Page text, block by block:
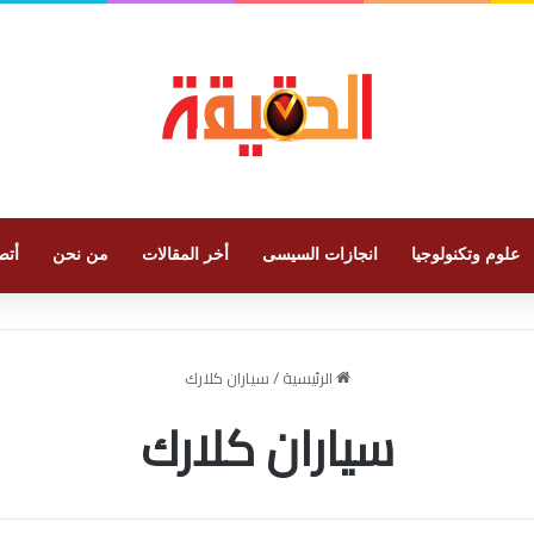
علوم وتكنولوجيا انجازات السيسى أخر المقالات من نحن
الرئيسية/سياران كلارك
سياران كلارك